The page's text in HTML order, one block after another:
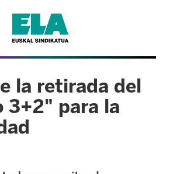
la retirada del
3+2" para la